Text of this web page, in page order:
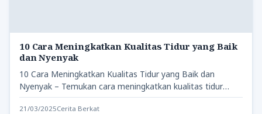
10 Cara Meningkatkan Kualitas Tidur yang Baik
dan Nyenyak
10 Cara Meningkatkan Kualitas Tidur yang Baik dan
Nyenyak – Temukan cara meningkatkan kualitas tidur
yang praktis dan…
21/03/2025Cerita Berkat